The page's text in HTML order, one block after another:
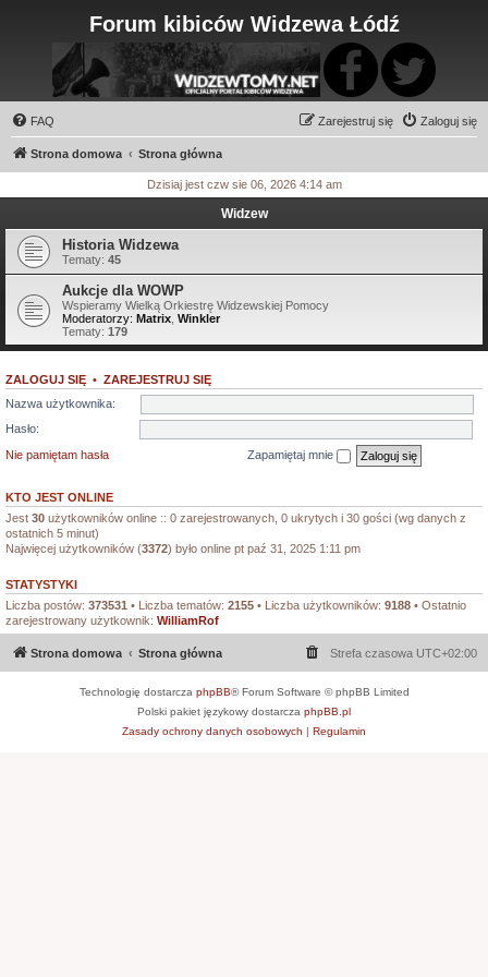
Forum kibiców Widzewa Łódź
FAQ Zaloguj się
Zarejestruj się
Strona domowa Strona główna
Dzisiaj jest czw sie 06, 2026 4:14 am
Widzew
Historia Widzewa
Tematy: 45
Aukcje dla WOWP
Wspieramy Wielką Orkiestrę Widzewskiej Pomocy
Moderatorzy: Matrix Winkler
Tematy: 179
ZALOGUJ SIĘ • ZAREJESTRUJ SIĘ
Nazwa użytkownika:
Hasło:
Nie pamiętam hasła
Zapamiętaj mnie
KTO JEST ONLINE
Jest 30 użytkowników online :: 0 zarejestrowanych, 0 ukrytych i 30 gości (wg danych z
ostatnich 5 minut)
Najwięcej użytkowników (3372) było online pt paź 31, 2025 1:11 pm
STATYSTYKI
Liczba postów: 373531 • Liczba tematów: 2155 • Liczba użytkowników: 9188 • Ostatnio
zarejestrowany użytkownik: WilliamRof
Strona domowa Strona główna Strefa czasowa UTC+02:00
Technologię dostarcza phpBB® Forum Software © phpBB Limited
Polski pakiet językowy dostarcza phpBB.pl
Zasady ochrony danych osobowych | Regulamin